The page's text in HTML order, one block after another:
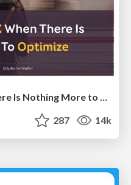
Cheating the UX When There Is Nothing More to Optimize - PixelPioneers
287 14k